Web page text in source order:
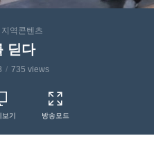
지역콘텐츠
딛다
735 views
보기 방송모드